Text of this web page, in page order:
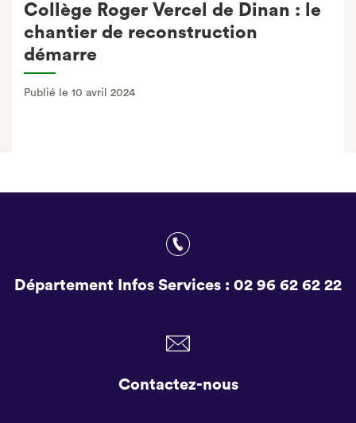
Collège Roger Vercel de Dinan : le
chantier de reconstruction
démarre
Publié le 10 avril 2024
Département Infos Services : 02 96 62 62 22
Contactez-nous